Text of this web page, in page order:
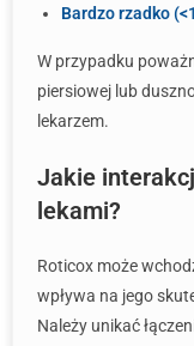
Bardzo rzadko
W przypadku
piersiowej lub
lekarzem.
Jakie
lekami?
Roticox może
wpływa na jego
Należy unikać